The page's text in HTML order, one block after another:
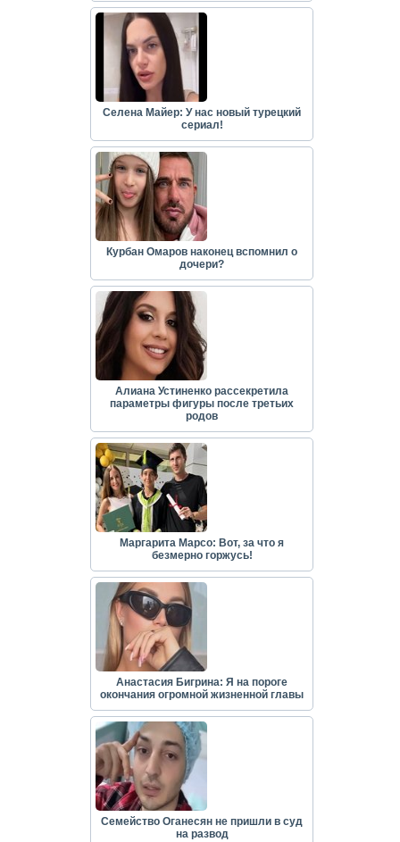
Селена Майер: У нас новый турецкий
сериал!
Курбан Омаров наконец вспомнил о
дочери?
Алиана Устиненко рассекретила
параметры фигуры после третьих
родов
Маргарита Марсо: Вот, за что я
безмерно горжусь!
Анастасия Бигрина: Я на пороге
окончания огромной жизненной главы
Семейство Оганесян не пришли в суд
на развод